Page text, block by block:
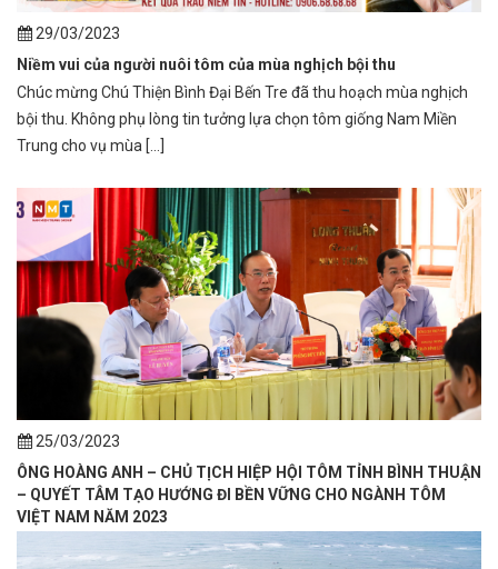
29/03/2023
Niềm vui của người nuôi tôm của mùa nghịch bội thu
Chúc mừng Chú Thiện Bình Đại Bến Tre đã thu hoạch mùa nghịch
bội thu. Không phụ lòng tin tưởng lựa chọn tôm giống Nam Miền
Trung cho vụ mùa [...]
25/03/2023
ÔNG HOÀNG ANH – CHỦ TỊCH HIỆP HỘI TÔM TỈNH BÌNH THUẬN
– QUYẾT TÂM TẠO HƯỚNG ĐI BỀN VỮNG CHO NGÀNH TÔM
VIỆT NAM NĂM 2023